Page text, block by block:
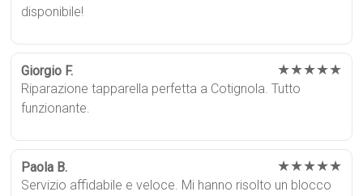
disponibile!
Giorgio F. ★★★★★
Riparazione tapparella perfetta a Cotignola. Tutto
funzionante.
Paola B. ★★★★★
Servizio affidabile e veloce. Mi hanno risolto un blocco